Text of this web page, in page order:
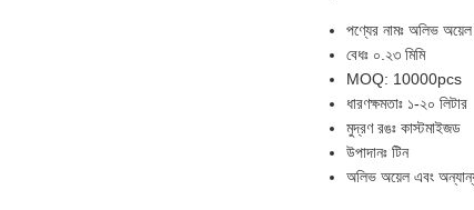
পণ্যের নামঃ অলিভ অয়েল
বেধঃ ০.২৩ মিমি
MOQ: 10000pcs
ধারণক্ষমতাঃ ১-২০ লিটার
মুদ্রণ রঙঃ কাস্টমাইজড
উপাদানঃ টিন
অলিভ অয়েল এবং